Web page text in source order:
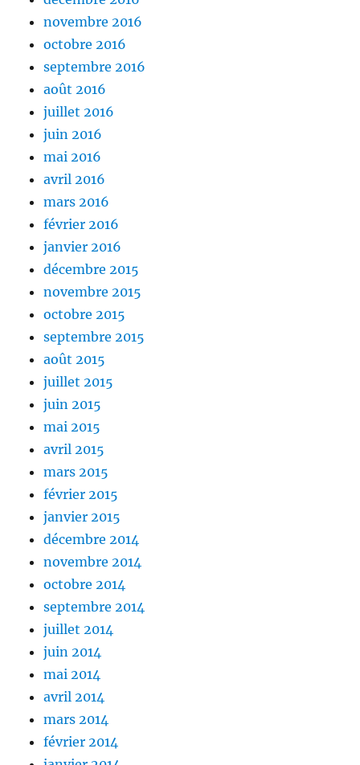
novembre 2016
octobre 2016
septembre 2016
août 2016
juillet 2016
juin 2016
mai 2016
avril 2016
mars 2016
février 2016
janvier 2016
décembre 2015
novembre 2015
octobre 2015
septembre 2015
août 2015
juillet 2015
juin 2015
mai 2015
avril 2015
mars 2015
février 2015
janvier 2015
décembre 2014
novembre 2014
octobre 2014
septembre 2014
juillet 2014
juin 2014
mai 2014
avril 2014
mars 2014
février 2014